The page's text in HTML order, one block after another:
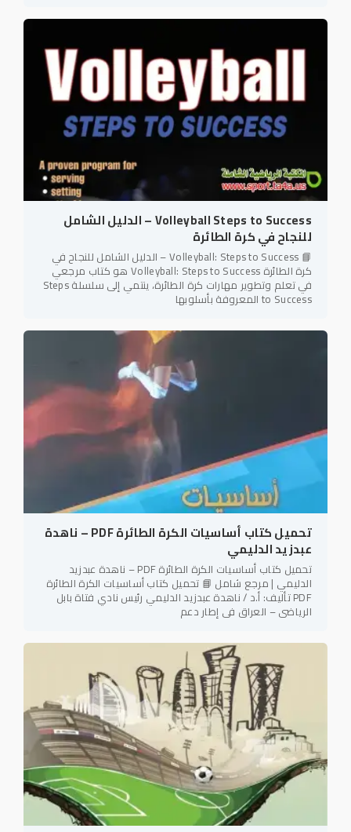
Volleyball Steps to Success – الدليل الشامل
للنجاح في كرة الطائرة
📘 Volleyball: Steps to Success – الدليل الشامل للنجاح في
كرة الطائرة Volleyball: Steps to Success هو كتاب مرجعي
في تعلم وتطوير مهارات كرة الطائرة، ينتمي إلى سلسلة Steps
to Success المعروفة بأسلوبها
تحميل كتاب أساسيات الكرة الطائرة PDF – ناهدة
عبدزيد الدليمي
تحميل كتاب أساسيات الكرة الطائرة PDF – ناهدة عبدزيد
الدليمي | مرجع شامل 📘 تحميل كتاب أساسيات الكرة الطائرة
PDF تأليف: أ.د / ناهدة عبدزيد الدليمي رئيس نادي فتاة بابل
الرياضي – العراق في إطار دعم